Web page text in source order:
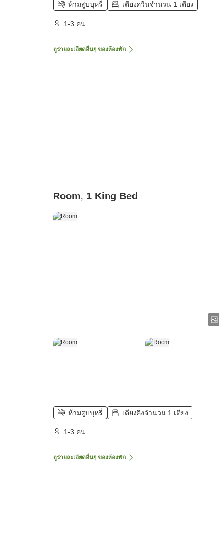
ห้ามสูบบุหรี่ เตียงควีนจำนวน 1 เตียง
1-3 คน
ดูรายละเอียดอื่นๆ ของห้องพัก
Room, 1 King Bed
ห้ามสูบบุหรี่ เตียงคิงจำนวน 1 เตียง
1-3 คน
ดูรายละเอียดอื่นๆ ของห้องพัก